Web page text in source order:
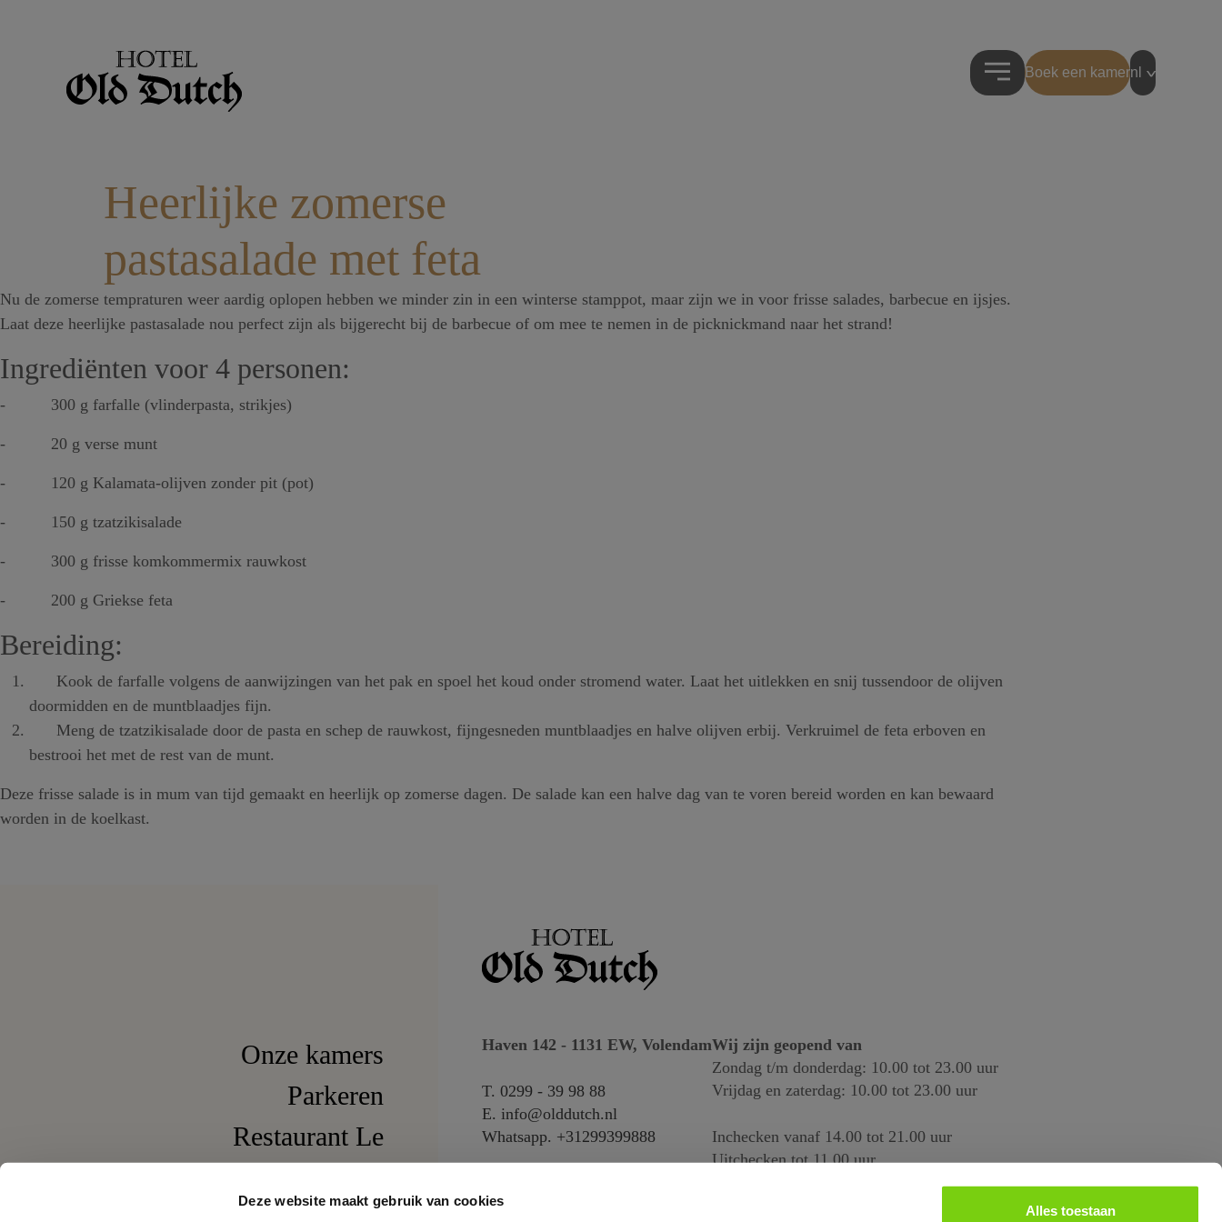
Deze website maakt gebruik van cookies
Alles toestaan
Boek een kamernl
Heerlijke zomerse
pastasalade met feta
Nu de zomerse tempraturen weer aardig oplopen hebben we minder zin in een winterse stamppot, maar zijn we in voor frisse salades, barbecue en ijsjes.
Laat deze heerlijke pastasalade nou perfect zijn als bijgerecht bij de barbecue of om mee te nemen in de picknickmand naar het strand!
Ingrediënten voor 4 personen:
- 300 g farfalle (vlinderpasta, strikjes)
- 20 g verse munt
- 120 g Kalamata-olijven zonder pit (pot)
- 150 g tzatzikisalade
- 300 g frisse komkommermix rauwkost
- 200 g Griekse feta
Bereiding:
Kook de farfalle volgens de aanwijzingen van het pak en spoel het koud onder stromend water. Laat het uitlekken en snij tussendoor de olijven
doormidden en de muntblaadjes fijn.
Meng de tzatzikisalade door de pasta en schep de rauwkost, fijngesneden muntblaadjes en halve olijven erbij. Verkruimel de feta erboven en
bestrooi het met de rest van de munt.
Deze frisse salade is in mum van tijd gemaakt en heerlijk op zomerse dagen. De salade kan een halve dag van te voren bereid worden en kan bewaard
worden in de koelkast.
Onze kamers
Parkeren
Restaurant Le
Haven 142 - 1131 EW, Volendam
T. 0299 - 39 98 88
E. info@olddutch.nl
Whatsapp. +31299399888
Wij zijn geopend van
Zondag t/m donderdag: 10.00 tot 23.00 uur
Vrijdag en zaterdag: 10.00 tot 23.00 uur
Inchecken vanaf 14.00 tot 21.00 uur
Uitchecken tot 11.00 uur